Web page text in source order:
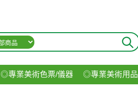
◎專業美術色票/儀器 ◎專業美術用品